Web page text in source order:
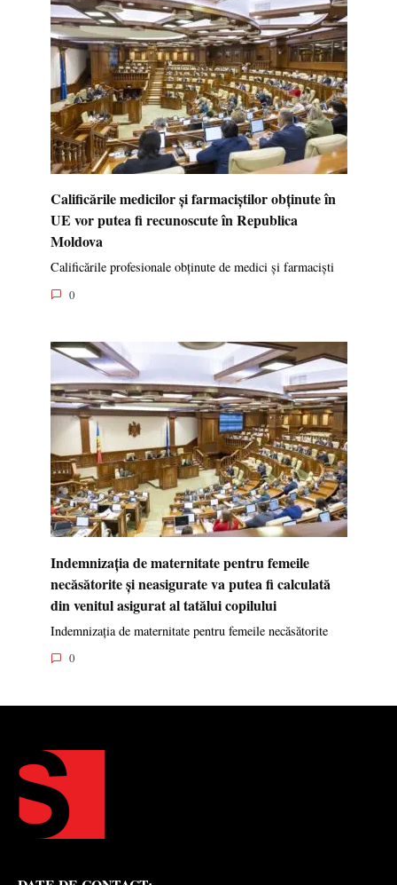
Calificările medicilor și farmaciștilor obținute în
UE vor putea fi recunoscute în Republica
Moldova
Calificările profesionale obținute de medici și farmaciști
0
Indemnizația de maternitate pentru femeile
necăsătorite și neasigurate va putea fi calculată
din venitul asigurat al tatălui copilului
Indemnizația de maternitate pentru femeile necăsătorite
0